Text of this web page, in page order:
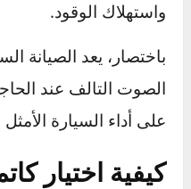
الصوت في مركز صيانة
كان الكاتم متضررًا بشكل
هو الخيار الأمثل لضمان
إصلاحه في حالة
الصغيرة أو الصدأ السطحي.